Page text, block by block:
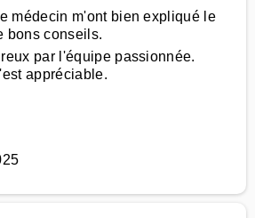
médecin m'ont bien expliqué le
bons conseils.
par l'équipe passionnée.
appréciable.